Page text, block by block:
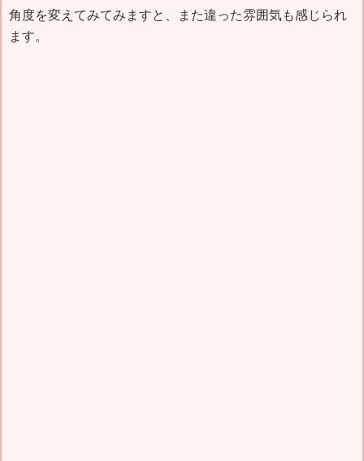
角度を変えてみてみますと、また違った雰囲気も感じられ
ます。